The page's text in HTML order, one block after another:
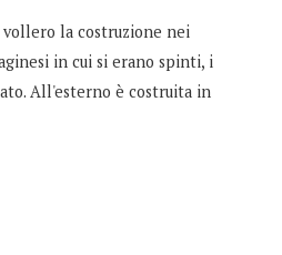
la costruzione nei
in cui si erano spinti, i
All'esterno è costruita in